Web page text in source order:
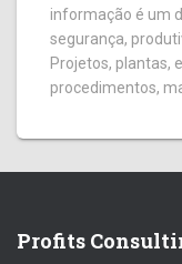
informação é um
segurança,
Projetos, plantas,
procedimentos,
Profits